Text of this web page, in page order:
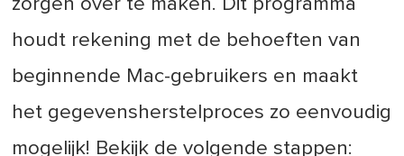
houdt rekening met de behoeften van
beginnende Mac-gebruikers en maakt
het gegevensherstelproces zo eenvoudig
mogelijk! Bekijk de volgende stappen: